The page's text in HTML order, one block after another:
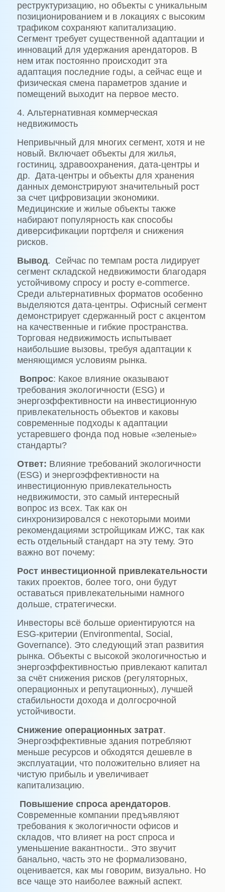
реструктуризацию, но объекты с уникальным
позиционированием и в локациях с высоким
трафиком сохраняют капитализацию.
Сегмент требует существенной адаптации и
инноваций для удержания арендаторов. В
нем итак постоянно происходит эта
адаптация последние годы, а сейчас еще и
физическая смена параметров здание и
помещений выходит на первое место.
4. Альтернативная коммерческая
недвижимость
Непривычный для многих сегмент, хотя и не
новый. Включает объекты для жилья,
гостиниц, здравоохранения, дата-центры и
др. Дата-центры и объекты для хранения
данных демонстрируют значительный рост
за счет цифровизации экономики.
Медицинские и жилые объекты также
набирают популярность как способы
диверсификации портфеля и снижения
рисков.
Вывод. Сейчас по темпам роста лидирует
сегмент складской недвижимости благодаря
устойчивому спросу и росту e-commerce.
Среди альтернативных форматов особенно
выделяются дата-центры. Офисный сегмент
демонстрирует сдержанный рост с акцентом
на качественные и гибкие пространства.
Торговая недвижимость испытывает
наибольшие вызовы, требуя адаптации к
меняющимся условиям рынка.
Вопрос: Какое влияние оказывают
требования экологичности (ESG) и
энергоэффективности на инвестиционную
привлекательность объектов и каковы
современные подходы к адаптации
устаревшего фонда под новые «зеленые»
стандарты?
Ответ: Влияние требований экологичности
(ESG) и энергоэффективности на
инвестиционную привлекательность
недвижимости, это самый интересный
вопрос из всех. Так как он
синхронизировался с некоторыми моими
рекомендациями зстройщикам ИЖС, так как
есть отдельный стандарт на эту тему. Это
важно вот почему:
Рост инвестиционной привлекательности
таких проектов, более того, они будут
оставаться привлекательными намного
дольше, стратегически.
Инвесторы всё больше ориентируются на
ESG-критерии (Environmental, Social,
Governance). Это следующий этап развития
рынка. Объекты с высокой экологичностью и
энергоэффективностью привлекают капитал
за счёт снижения рисков (регуляторных,
операционных и репутационных), лучшей
стабильности дохода и долгосрочной
устойчивости.
Снижение операционных затрат.
Энергоэффективные здания потребляют
меньше ресурсов и обходятся дешевле в
эксплуатации, что положительно влияет на
чистую прибыль и увеличивает
капитализацию.
Повышение спроса арендаторов.
Современные компании предъявляют
требования к экологичности офисов и
складов, что влияет на рост спроса и
уменьшение вакантности.. Это звучит
банально, часть это не формализовано,
оценивается, как мы говорим, визуально. Но
все чаще это наиболее важный аспект.